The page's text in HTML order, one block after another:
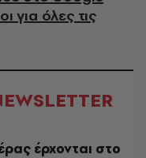
για όλες τις
έρχονται στο